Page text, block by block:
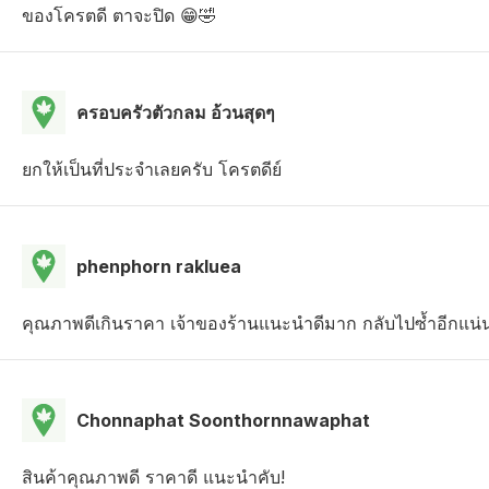
ของโครตดี ตาจะปิด 😁🤣
ครอบครัวตัวกลม อ้วนสุดๆ
ยกให้เป็นที่ประจำเลยครับ โครตดีย์
phenphorn rakluea
คุณภาพดีเกินราคา เจ้าของร้านแนะนำดีมาก กลับไปซ้ำอีกแน่
Chonnaphat Soonthornnawaphat
สินค้าคุณภาพดี ราคาดี แนะนำคับ!